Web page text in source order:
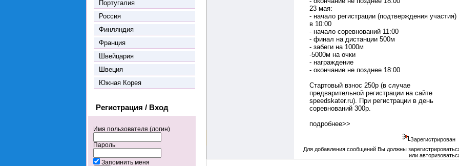
Португалия
Россия
Финляндия
Франция
Швейцария
Швеция
Южная Корея
Регистрация / Вход
Имя пользователя (логин)
Пароль
Запомнить меня
23 мая:
- начало регистрации (подтверждения участия)
в 10:00
- начало соревнований 11:00
- финал на дистанции 500м
- забеги на 1000м
-5000м на очки
- награждение
- окончание не позднее 18:00
Стартовый взнос 250р (в случае
предварительной регистрации на сайте
speedskater.ru). При регистрации в день
соревнований 300р.
подробнее>>
Зарегистрирован
Для добавления сообщений Вы должны
или